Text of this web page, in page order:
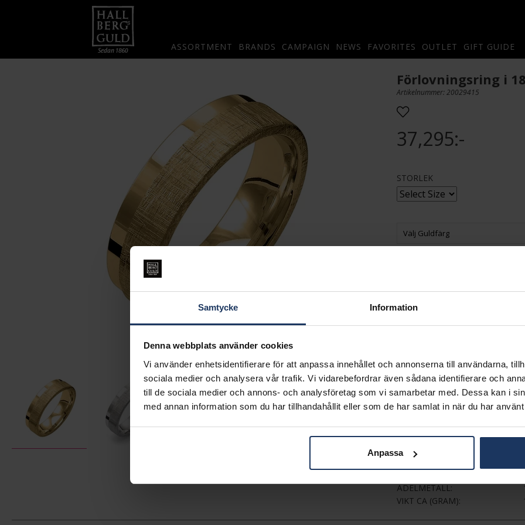
Samtycke Information
Denna webbplats använder cookies
Vi använder enhetsidentifierare för att anpassa innehållet och annonserna till användarna,
sociala medier och analysera vår trafik. Vi vidarebefordrar även sådana identifierare och
till de sociala medier och annons- och analysföretag som vi samarbetar med. Dessa kan i
med annan information som du har tillhandahållit eller som de har samlat in när du har
Anpassa
ASSORTMENT BRANDS CAMPAIGN NEWS FAVORITES OUTLET GIFT GUIDE
Förlovningsring i
Artikelnummer: 20029415
37,295:-
STORLEK
Välj Guldfärg
Gravyr
VÄLJ
Köpvillkor för
Ingen bytesrätt, returrätt
Flemming Uziel och Sarek
i webbshoppenhär.
BREDD CA (MM)
HÖJD CA (MM)
ÄDELMETALL
VIKT CA (GRAM)